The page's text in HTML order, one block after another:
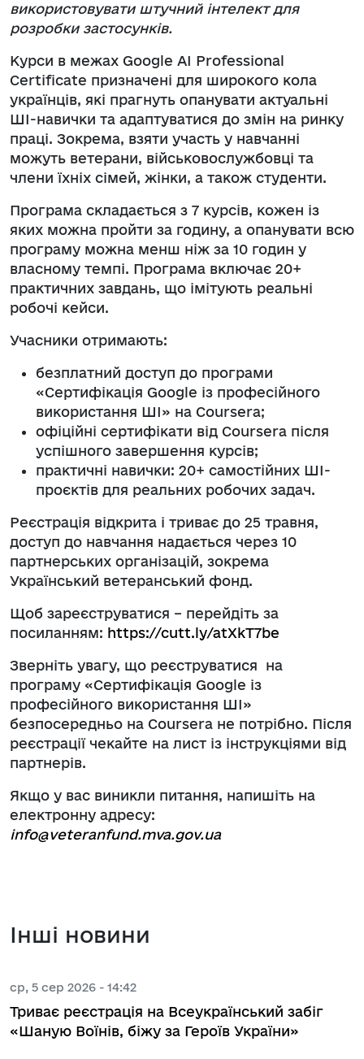
використовувати штучний інтелект для
розробки застосунків.
Курси в межах Google AI Professional
Certificate призначені для широкого кола
українців, які прагнуть опанувати актуальні
ШІ-навички та адаптуватися до змін на ринку
праці. Зокрема, взяти участь у навчанні
можуть ветерани, військовослужбовці та
члени їхніх сімей, жінки, а також студенти.
Програма складається з 7 курсів, кожен із
яких можна пройти за годину, а опанувати всю
програму можна менш ніж за 10 годин у
власному темпі. Програма включає 20+
практичних завдань, що імітують реальні
робочі кейси.
Учасники отримають:
безплатний доступ до програми
«Сертифікація Google із професійного
використання ШІ» на Coursera;
офіційні сертифікати від Coursera після
успішного завершення курсів;
практичні навички: 20+ самостійних ШІ-
проєктів для реальних робочих задач.
Реєстрація відкрита і триває до 25 травня,
доступ до навчання надається через 10
партнерських організацій, зокрема
Український ветеранський фонд.
Щоб зареєструватися – перейдіть за
посиланням: https://cutt.ly/atXkT7be
Зверніть увагу, що реєструватися на
програму «Сертифікація Google із
професійного використання ШІ»
безпосередньо на Coursera не потрібно. Після
реєстрації чекайте на лист із інструкціями від
партнерів.
Якщо у вас виникли питання, напишіть на
електронну адресу:
info@veteranfund.mva.gov.ua
Інші новини
ср, 5 сер 2026 - 14:42
Триває реєстрація на Всеукраїнський забіг
«Шаную Воїнів, біжу за Героїв України»